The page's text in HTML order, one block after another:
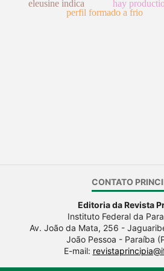
eleusine indica hay
perfil formado a frio
CONTATO
Editoria da Revista
Instituto Federal da
Av. João da Mata, 256 -
João Pessoa - Paraíba
E-mail: